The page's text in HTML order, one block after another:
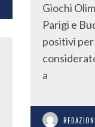
Giochi
Parigi e
positivi per
a